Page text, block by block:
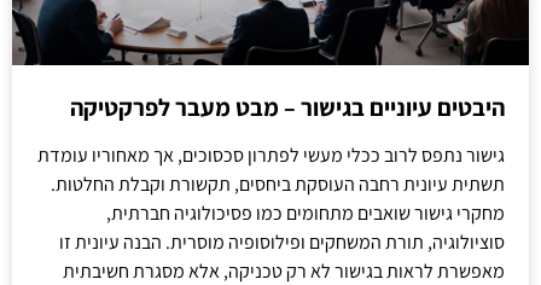
היבטים עיוניים בגישור – מבט מעבר לפרקטיקה
גישור נתפס לרוב ככלי מעשי לפתרון סכסוכים, אך מאחוריו עומדת
תשתית עיונית רחבה העוסקת ביחסים, תקשורת וקבלת החלטות.
מחקרי גישור שואבים מתחומים כמו פסיכולוגיה חברתית,
סוציולוגיה, תורת המשחקים ופילוסופיה מוסרית. הבנה עיונית זו
מאפשרת לראות בגישור לא רק טכניקה, אלא מסגרת חשיבתית